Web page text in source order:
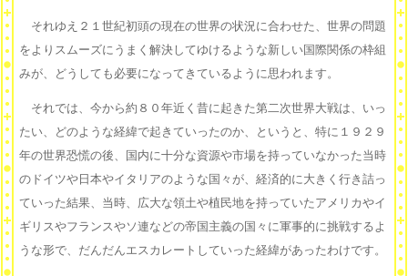
それゆえ２１世紀初頭の現在の世界の状況に合わせた、世界の問題
をよりスムーズにうまく解決してゆけるような新しい国際関係の枠組
みが、どうしても必要になってきているように思われます。
それでは、今から約８０年近く昔に起きた第二次世界大戦は、いっ
たい、どのような経緯で起きていったのか、というと、特に１９２９
年の世界恐慌の後、国内に十分な資源や市場を持っていなかった当時
のドイツや日本やイタリアのような国々が、経済的に大きく行き詰っ
ていった結果、当時、広大な領土や植民地を持っていたアメリカやイ
ギリスやフランスやソ連などの帝国主義の国々に軍事的に挑戦するよ
うな形で、だんだんエスカレートしていった経緯があったわけです。